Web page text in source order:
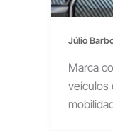
Júlio
Marca
veículos